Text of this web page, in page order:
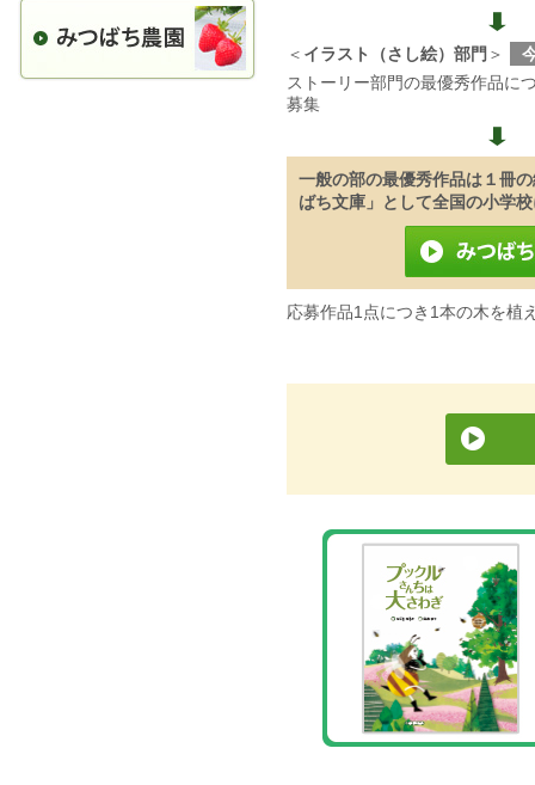
➡
＜ イラスト（さし絵）部門 ＞
ストーリー部門の最優秀作品に
募集
➡
一般の部の最優秀作品は１冊
ばち文庫」として全国の小学
応募作品1点につき1本の木を植